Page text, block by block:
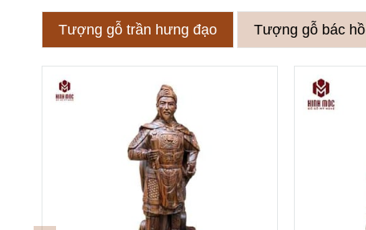
Tượng gỗ trần hưng đạo Tượng gỗ bác hồ